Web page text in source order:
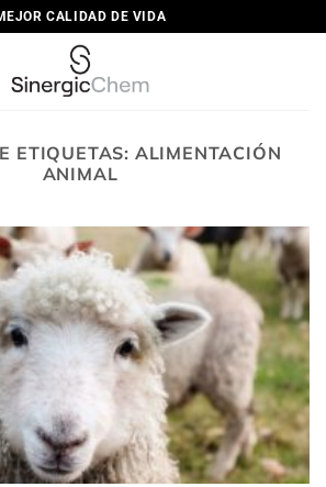
CALIDAD DE VIDA
ETIQUETAS: ALIMENTACIÓN
ANIMAL